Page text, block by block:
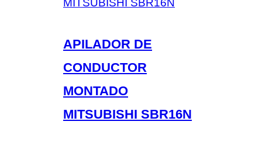
APILADOR DE
CONDUCTOR
MONTADO
MITSUBISHI SBR16N